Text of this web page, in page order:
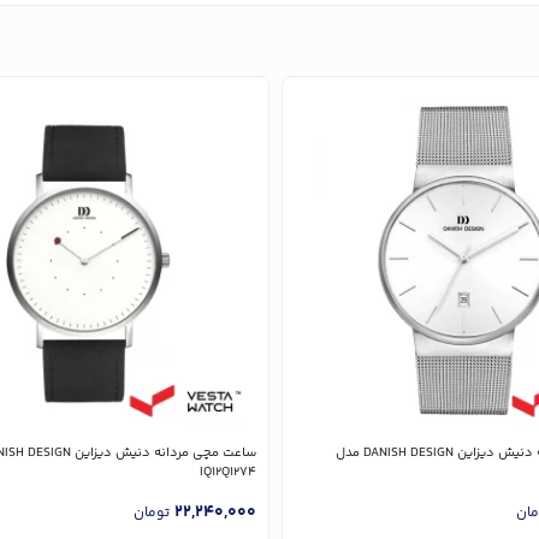
ساعت مچی مردانه دنیش دیزاین DANISH DESIGN مدل
IQ12Q1274
22,240,000 تومان